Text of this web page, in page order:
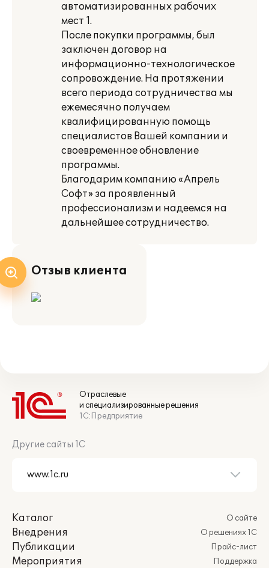
автоматизированных рабочих
мест 1.
После покупки программы, был
заключен договор на
информационно-технологическое
сопровождение. На протяжении
всего периода сотрудничества мы
ежемесячно получаем
квалифицированную помощь
специалистов Вашей компании и
своевременное обновление
программы.
Благодарим компанию «Апрель
Софт» за проявленный
профессионализм и надеемся на
дальнейшее сотрудничество.
Отзыв клиента
Отраслевые
и специализированные решения
1С:Предприятие
Другие сайты 1С
Каталог
Внедрения
Публикации
Мероприятия
О сайте
О решениях 1С
Прайс-лист
Поддержка